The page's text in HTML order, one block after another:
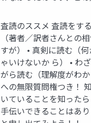
査読のススメ 査読をす
（著者／訳者さんとの
すが） • 真剣に読む（
ゃいけないか ら） • わ
がら読む（理解度がわ
への無限質問権つき！
いていることを知った
手伝いできることはあり